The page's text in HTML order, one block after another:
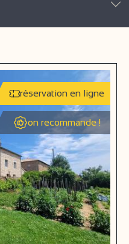
réservation en ligne
on recommande !